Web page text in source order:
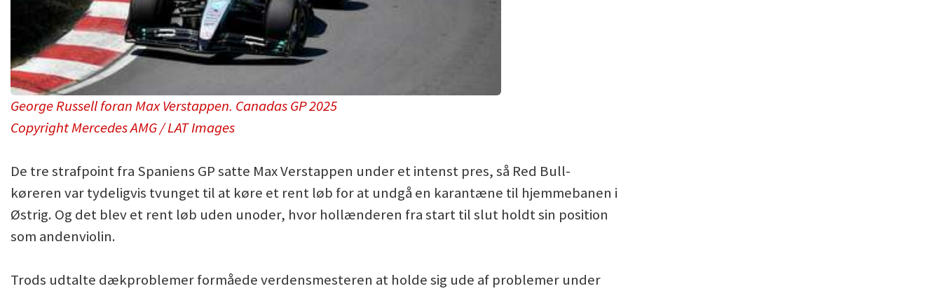
George Russell foran Max Verstappen. Canadas GP 2025
Copyright Mercedes AMG / LAT Images
De tre strafpoint fra Spaniens GP satte Max Verstappen under et intenst pres, så Red Bull-
køreren var tydeligvis tvunget til at køre et rent løb for at undgå en karantæne til hjemmebanen i
Østrig. Og det blev et rent løb uden unoder, hvor hollænderen fra start til slut holdt sin position
som andenviolin.
Trods udtalte dækproblemer formåede verdensmesteren at holde sig ude af problemer under